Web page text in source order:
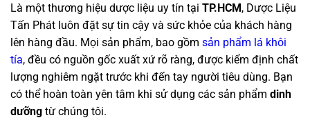
Là một thương hiệu dược liệu uy tín tại TP.HCM, Dược Liệu
Tấn Phát luôn đặt sự tin cậy và sức khỏe của khách hàng
lên hàng đầu. Mọi sản phẩm, bao gồm sản phẩm lá khôi
tía, đều có nguồn gốc xuất xứ rõ ràng, được kiểm định chất
lượng nghiêm ngặt trước khi đến tay người tiêu dùng. Bạn
có thể hoàn toàn yên tâm khi sử dụng các sản phẩm dinh
dưỡng từ chúng tôi.